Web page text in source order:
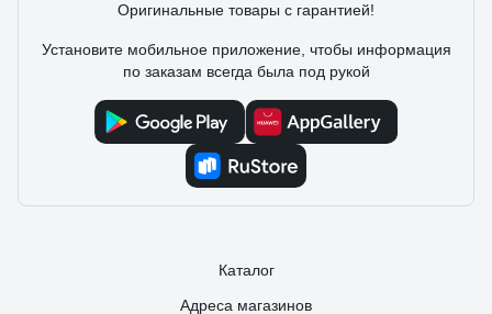
Отличное качество, долгий срок службы, приемлемая
ответственный производитель, т.к. брака совсем нет.
Приятный, тёплый, очень мягкий свет. Эти лампы не
боятся низких температур.
Оригинальные товары с гарантией!
Установите мобильное приложение, чтобы информация
по заказам всегда была под рукой
Каталог
Адреса магазинов